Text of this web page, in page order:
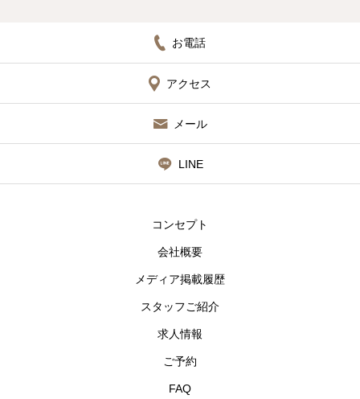
お電話
アクセス
メール
LINE
コンセプト
会社概要
メディア掲載履歴
スタッフご紹介
求人情報
ご予約
FAQ